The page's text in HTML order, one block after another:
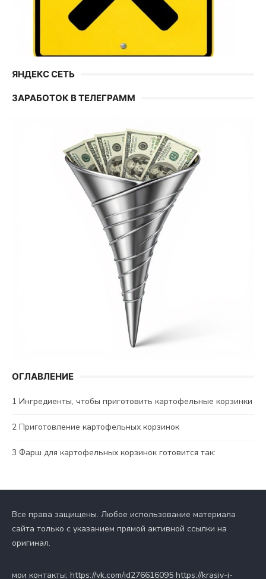
ЯНДЕКС СЕТЬ
ЗАРАБОТОК В ТЕЛЕГРАММ
ОГЛАВЛЕНИЕ
1 Ингредиенты, чтобы приготовить картофельные корзинки
2 Приготовление картофельных корзинок
3 Фарш для картофельных корзинок готовится так:
Все права защищены. Любое использование материала
сайта только с указанием прямой активной ссылки на
оригинал.
мои контакты: https://vk.com/id276616095 https://krasiv-i-